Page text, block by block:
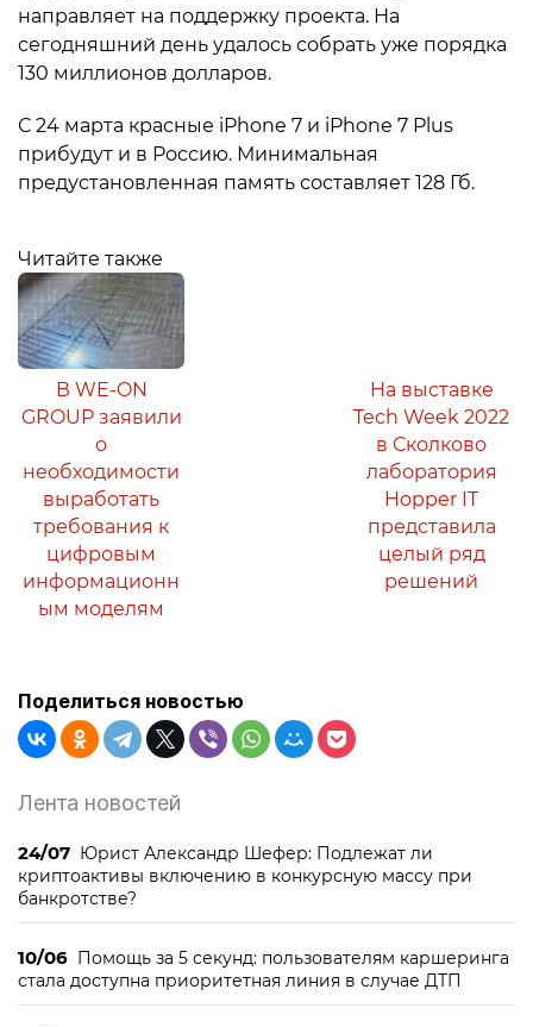
направляет на поддержку проекта. На
сегодняшний день удалось собрать уже порядка
130 миллионов долларов.
С 24 марта красные iPhone 7 и iPhone 7 Plus
прибудут и в Россию. Минимальная
предустановленная память составляет 128 Гб.
Читайте также
В WE-ON
GROUP заявили
о
необходимости
выработать
требования к
цифровым
информационн
ым моделям
На выставке
Tech Week 2022
в Сколково
лаборатория
Hopper IT
представила
целый ряд
решений
Поделиться новостью
Лента новостей
24/07 Юрист Александр Шефер: Подлежат ли
криптоактивы включению в конкурсную массу при
банкротстве?
10/06 Помощь за 5 секунд: пользователям каршеринга
стала доступна приоритетная линия в случае ДТП